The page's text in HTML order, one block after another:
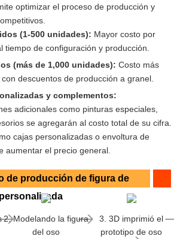
optimizar el proceso de producción y
(1-500 unidades): Mayor costo por
tiempo de configuración y producción.
(más de 1,000 unidades): Costo más
descuentos de producción a granel.
y complementos:
adicionales como pinturas especiales,
se agregarán al costo total de su cifra.
cajas personalizadas o envoltura de
aumentar el precio general.
de producción de figura de
2. Modelando la figura
del oso
3. 3D imprimió el
prototipo de oso